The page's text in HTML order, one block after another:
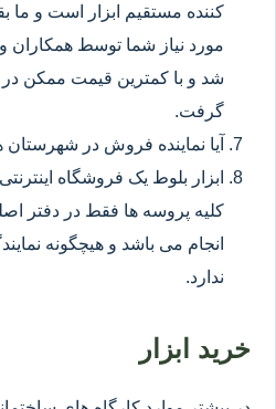
کننده مستقیم ابزار است و ما
مورد نیاز شما توسط همکاران
شد و با کمترین قیمت ممکن در
گرفت.
آیا نماینده فروش در شهرستان
ابزار بلوط یک فروشگاه
کلیه پروسه ها فقط در دفتر
انجام می باشد و هیچگونه
ندارد.
خرید ابزار